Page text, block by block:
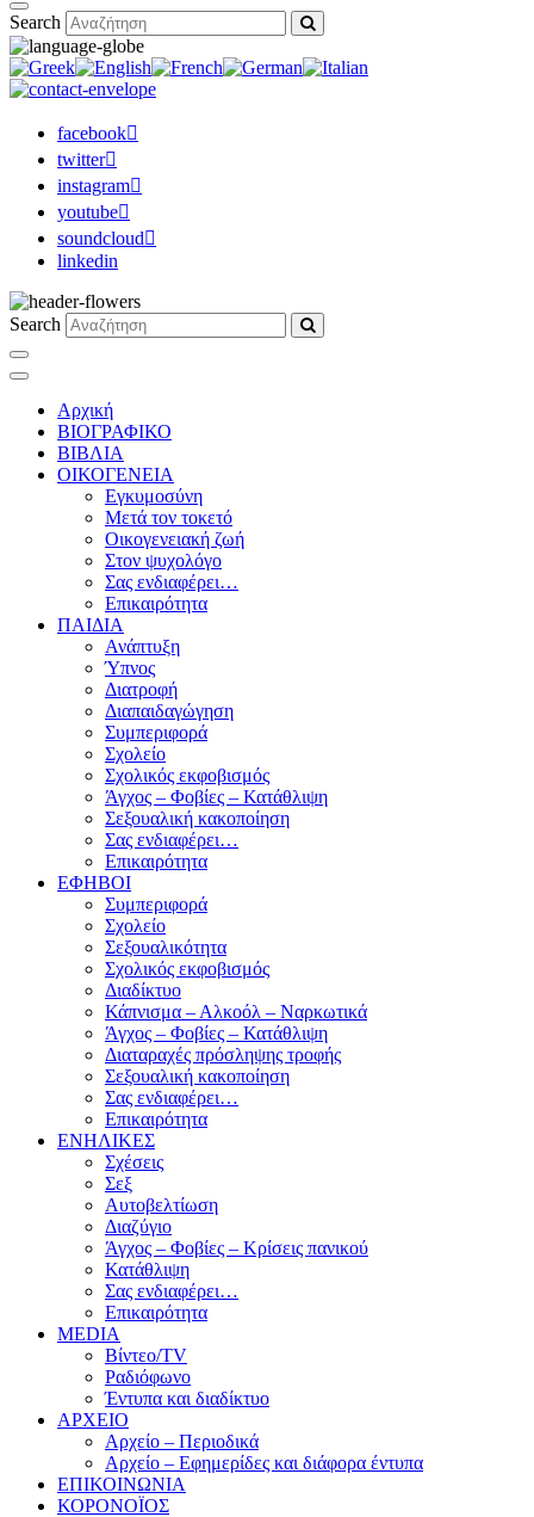
Search
facebook
twitter
instagram
youtube
soundcloud
linkedin
Search
Αρχική
ΒΙΟΓΡΑΦΙΚΟ
ΒΙΒΛΙΑ
ΟΙΚΟΓΕΝΕΙΑ
Εγκυμοσύνη
Μετά τον τοκετό
Οικογενειακή ζωή
Στον ψυχολόγο
Σας ενδιαφέρει…
Επικαιρότητα
ΠΑΙΔΙΑ
Ανάπτυξη
Ύπνος
Διατροφή
Διαπαιδαγώγηση
Συμπεριφορά
Σχολείο
Σχολικός εκφοβισμός
Άγχος – Φοβίες – Κατάθλιψη
Σεξουαλική κακοποίηση
Σας ενδιαφέρει…
Επικαιρότητα
ΕΦΗΒΟΙ
Συμπεριφορά
Σχολείο
Σεξουαλικότητα
Σχολικός εκφοβισμός
Διαδίκτυο
Κάπνισμα – Αλκοόλ – Ναρκωτικά
Άγχος – Φοβίες – Κατάθλιψη
Διαταραχές πρόσληψης τροφής
Σεξουαλική κακοποίηση
Σας ενδιαφέρει…
Επικαιρότητα
ΕΝΗΛΙΚΕΣ
Σχέσεις
Σεξ
Αυτοβελτίωση
Διαζύγιο
Άγχος – Φοβίες – Κρίσεις πανικού
Κατάθλιψη
Σας ενδιαφέρει…
Επικαιρότητα
MEDIA
Βίντεο/TV
Ραδιόφωνο
Έντυπα και διαδίκτυο
ΑΡΧΕΙΟ
Αρχείο – Περιοδικά
Αρχείο – Εφημερίδες και διάφορα έντυπα
ΕΠΙΚΟΙΝΩΝΙΑ
ΚΟΡΟΝΟΪΟΣ